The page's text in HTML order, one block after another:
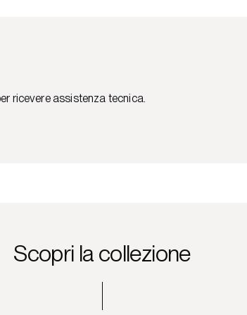
ricevere assistenza tecnica.
Scopri la collezione